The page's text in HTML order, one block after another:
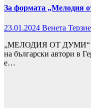
За формата „Мелодия
23.01.2024 Венета
„МЕЛОДИЯ ОТ ДУМИ“ е
на български автори в
е…